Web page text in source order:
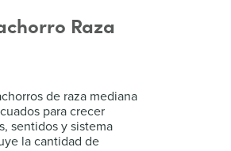
Raza
de raza mediana
para crecer
sentidos y sistema
la cantidad de